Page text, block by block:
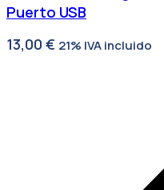
Puerto USB
13,00 € 21% IVA incluido